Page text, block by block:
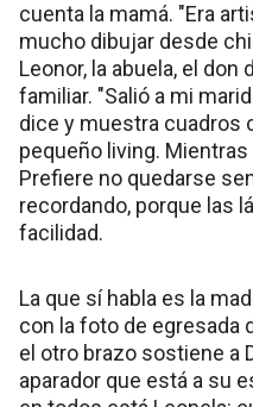
cuenta la mamá. "Era
mucho dibujar desde
Leonor, la abuela, el don
familiar. "Salió a mi
dice y muestra cuadros
pequeño living. Mientras
Prefiere no quedarse
recordando, porque las
facilidad.
La que sí habla es la
con la foto de egresada
el otro brazo sostiene a
aparador que está a su